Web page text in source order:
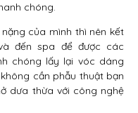
chóng.
của mình thì nên kết
đến spa để được các
chóng lấy lại vóc dáng
không cần phẫu thuật bạn
dưa thừa với công nghệ